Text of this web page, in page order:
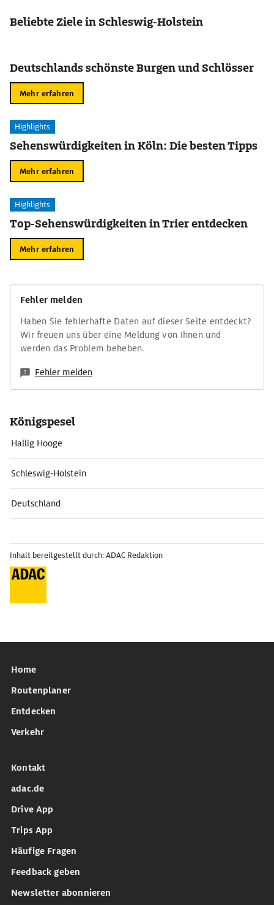
Beliebte Ziele in Schleswig-Holstein
Deutschlands schönste Burgen und Schlösser
Mehr erfahren
Highlights
Sehenswürdigkeiten in Köln: Die besten Tipps
Mehr erfahren
Highlights
Top-Sehenswürdigkeiten in Trier entdecken
Mehr erfahren
Fehler melden
Haben Sie fehlerhafte Daten auf dieser Seite entdeckt?
Wir freuen uns über eine Meldung von Ihnen und
werden das Problem beheben.
Fehler melden
Königspesel
Hallig Hooge
Schleswig-Holstein
Deutschland
Inhalt bereitgestellt durch: ADAC Redaktion
Home
Routenplaner
Entdecken
Verkehr
Kontakt
adac.de
Drive App
Trips App
Häufige Fragen
Feedback geben
Newsletter abonnieren